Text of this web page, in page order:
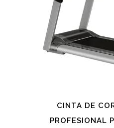
CINTA DE
PROFESIONAL